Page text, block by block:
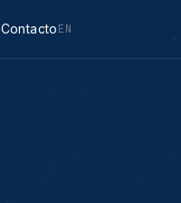
ContactoEN